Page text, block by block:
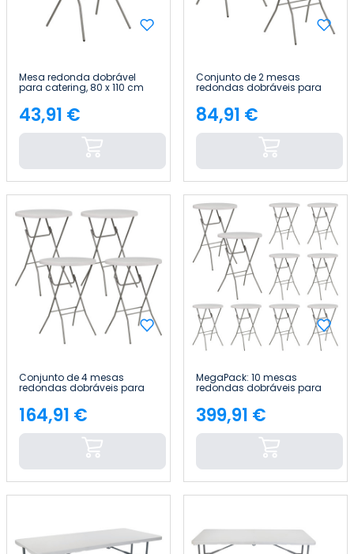
Mesa redonda dobrável
para catering, 80 x 110 cm
7house
Preço
43,91 €
Conjunto de 2 mesas
redondas dobráveis para
catering, 80 x 110 cm 7house
Preço
84,91 €
Conjunto de 4 mesas
redondas dobráveis para
catering, 80 x 110 cm 7house
Preço
164,91 €
MegaPack: 10 mesas
redondas dobráveis para
catering, 80 x 110 cm 7house
Preço
399,91 €